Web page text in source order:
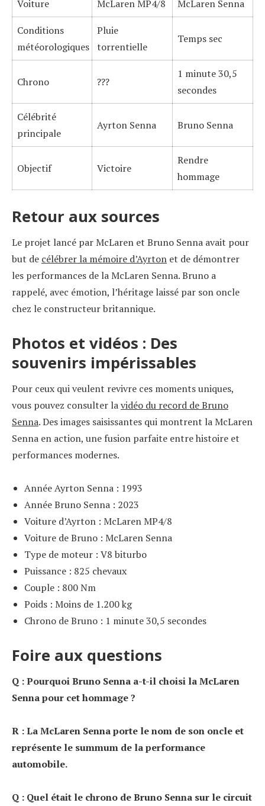
Voiture McLaren MP4/8 McLaren Senna
Conditions
météorologiques
Pluie
torrentielle
Temps sec
Chrono ???
1 minute 30,5
secondes
Célébrité
principale
Ayrton Senna Bruno Senna
Objectif Victoire
Rendre
hommage
Retour aux sources
Le projet lancé par McLaren et Bruno Senna avait pour
but de célébrer la mémoire d’Ayrton et de démontrer
les performances de la McLaren Senna. Bruno a
rappelé, avec émotion, l’héritage laissé par son oncle
chez le constructeur britannique.
Photos et vidéos : Des
souvenirs impérissables
Pour ceux qui veulent revivre ces moments uniques,
vous pouvez consulter lavidéo du record de Bruno
Senna. Des images saisissantes qui montrent la McLaren
Senna en action, une fusion parfaite entre histoire et
performances modernes.
Année Ayrton Senna : 1993
Année Bruno Senna : 2023
Voiture d’Ayrton : McLaren MP4/8
Voiture de Bruno : McLaren Senna
Type de moteur : V8 biturbo
Puissance : 825 chevaux
Couple : 800 Nm
Poids : Moins de 1.200 kg
Chrono de Bruno : 1 minute 30,5 secondes
Foire aux questions
Q : Pourquoi Bruno Senna a-t-il choisi la McLaren
Senna pour cet hommage ?
R : La McLaren Senna porte le nom de son oncle et
représente le summum de la performance
automobile.
Q : Quel était le chrono de Bruno Senna sur le circuit